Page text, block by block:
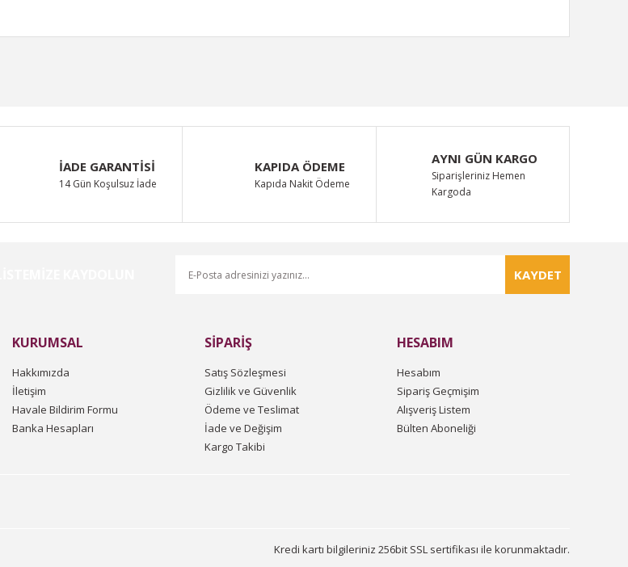
gördüğünüz noktaları öneri formunu kullanarak tarafımıza iletebilirsiniz.
İADE GARANTİSİ
14 Gün Koşulsuz İade
KAPIDA ÖDEME
Kapıda Nakit Ödeme
AYNI GÜN KARGO
Siparişleriniz Hemen
Kargoda
KAYDET
KURUMSAL
Hakkımızda
İletişim
Havale Bildirim Formu
Banka Hesapları
SİPARİŞ
Satış Sözleşmesi
Gizlilik ve Güvenlik
Ödeme ve Teslimat
İade ve Değişim
Kargo Takibi
HESABIM
Hesabım
Sipariş Geçmişim
Alışveriş Listem
Bülten Aboneliği
Kredi kartı bilgileriniz 256bit SSL sertifikası ile korunmaktadır.